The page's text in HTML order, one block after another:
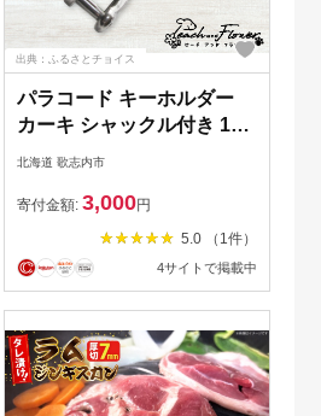
出典：ふるさとチョイス
パラコード キーホルダー
カーキ シャックル付き 1個
[ ピーチアンドフラワー 北
] キーホルダー 小物 便利 登
山 キャンプ アウトドア 実
用性 防災 カラビナ ふるさ
と納税
北海道 歌志内市
寄付金額: 3,000円
5.0 （1件）
4サイトで掲載中